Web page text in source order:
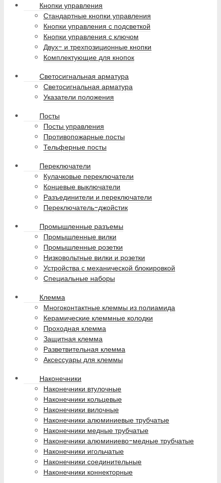
Кнопки управления
Стандартные кнопки управления
Кнопки управления с подсветкой
Кнопки управления с ключом
Двух- и трехпозиционные кнопки
Комплектующие для кнопок
Светосигнальная арматура
Светосигнальная арматура
Указатели положения
Посты
Посты управления
Противопожарные посты
Тельферные посты
Переключатели
Кулачковые переключатели
Концевые выключатели
Разъединители и переключатели
Переключатель-джойстик
Промышленные разъемы
Промышленные вилки
Промышленные розетки
Низковольтные вилки и розетки
Устройства с механической блокировкой
Специальные наборы
Клемма
Многоконтактные клеммы из полиамида
Керамические клеммные колодки
Проходная клемма
Защитная клемма
Разветвительная клемма
Аксессуары для клеммы
Наконечники
Наконечники втулочные
Наконечники кольцевые
Наконечники вилочные
Наконечники алюминиевые трубчатые
Наконечники медные трубчатые
Наконечники алюминиево-медные трубчатые
Наконечники игольчатые
Наконечники соединительные
Наконечники коннекторные